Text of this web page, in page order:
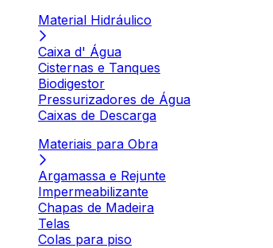
Material Hidráulico
Caixa d' Água
Cisternas e Tanques
Biodigestor
Pressurizadores de Água
Caixas de Descarga
Materiais para Obra
Argamassa e Rejunte
Impermeabilizante
Chapas de Madeira
Telas
Colas para piso